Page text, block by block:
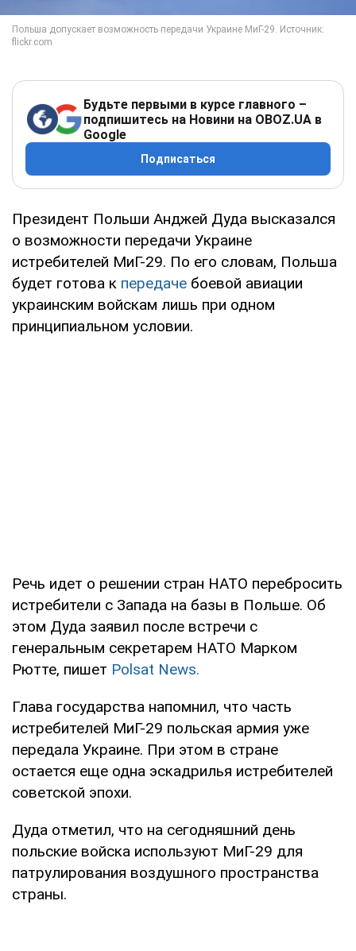
Будьте первыми в курсе главного –
подпишитесь на Новини на OBOZ.UA в
Google
Подписаться
Президент Польши Анджей Дуда высказался
о возможности передачи Украине
истребителей МиГ-29. По его словам, Польша
будет готова к передаче боевой авиации
украинским войскам лишь при одном
принципиальном условии.
Речь идет о решении стран НАТО перебросить
истребители с Запада на базы в Польше. Об
этом Дуда заявил после встречи с
генеральным секретарем НАТО Марком
Рютте, пишет Polsat News.
Глава государства напомнил, что часть
истребителей МиГ-29 польская армия уже
передала Украине. При этом в стране
остается еще одна эскадрилья истребителей
советской эпохи.
Дуда отметил, что на сегодняшний день
польские войска используют МиГ-29 для
патрулирования воздушного пространства
страны.